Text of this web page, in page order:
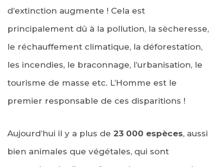
d’extinction augmente ! Cela est
principalement dû à la pollution, la sècheresse,
le réchauffement climatique, la déforestation,
les incendies, le braconnage, l’urbanisation, le
tourisme de masse etc. L’Homme est le
premier responsable de ces disparitions !
Aujourd’hui il y a plus de 23 000 espèces, aussi
bien animales que végétales, qui sont